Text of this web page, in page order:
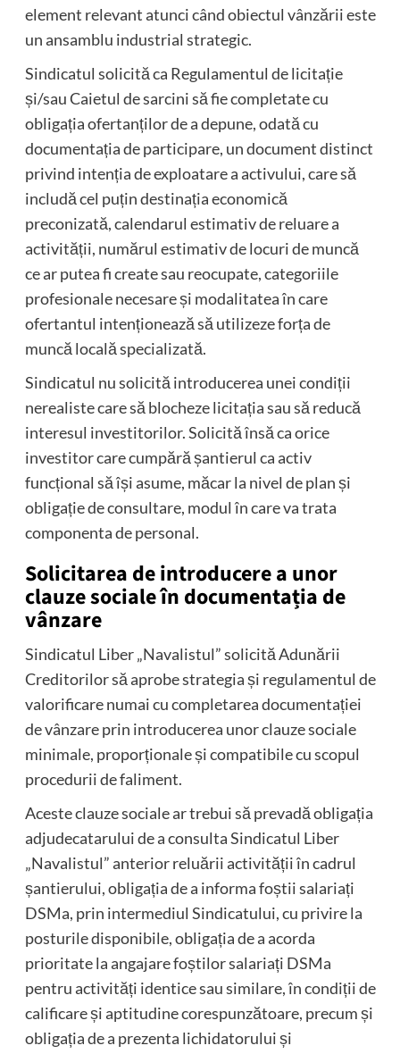
element relevant atunci când obiectul vânzării este
un ansamblu industrial strategic.
Sindicatul solicită ca Regulamentul de licitație
și/sau Caietul de sarcini să fie completate cu
obligația ofertanților de a depune, odată cu
documentația de participare, un document distinct
privind intenția de exploatare a activului, care să
includă cel puțin destinația economică
preconizată, calendarul estimativ de reluare a
activității, numărul estimativ de locuri de muncă
ce ar putea fi create sau reocupate, categoriile
profesionale necesare și modalitatea în care
ofertantul intenționează să utilizeze forța de
muncă locală specializată.
Sindicatul nu solicită introducerea unei condiții
nerealiste care să blocheze licitația sau să reducă
interesul investitorilor. Solicită însă ca orice
investitor care cumpără șantierul ca activ
funcțional să își asume, măcar la nivel de plan și
obligație de consultare, modul în care va trata
componenta de personal.
Solicitarea de introducere a unor
clauze sociale în documentația de
vânzare
Sindicatul Liber „Navalistul” solicită Adunării
Creditorilor să aprobe strategia și regulamentul de
valorificare numai cu completarea documentației
de vânzare prin introducerea unor clauze sociale
minimale, proporționale și compatibile cu scopul
procedurii de faliment.
Aceste clauze sociale ar trebui să prevadă obligația
adjudecatarului de a consulta Sindicatul Liber
„Navalistul” anterior reluării activității în cadrul
șantierului, obligația de a informa foștii salariați
DSMa, prin intermediul Sindicatului, cu privire la
posturile disponibile, obligația de a acorda
prioritate la angajare foștilor salariați DSMa
pentru activități identice sau similare, în condiții de
calificare și aptitudine corespunzătoare, precum și
obligația de a prezenta lichidatorului și